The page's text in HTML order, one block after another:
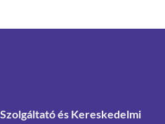
és Kereskedelmi